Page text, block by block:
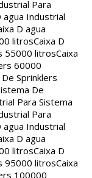
Para
agua Industrial
D agua
litrosCaixa D
55000 litrosCaixa
60000
Sprinklers
De
Para Sistema
Para
agua Industrial
D agua
litrosCaixa D
95000 litrosCaixa
100000